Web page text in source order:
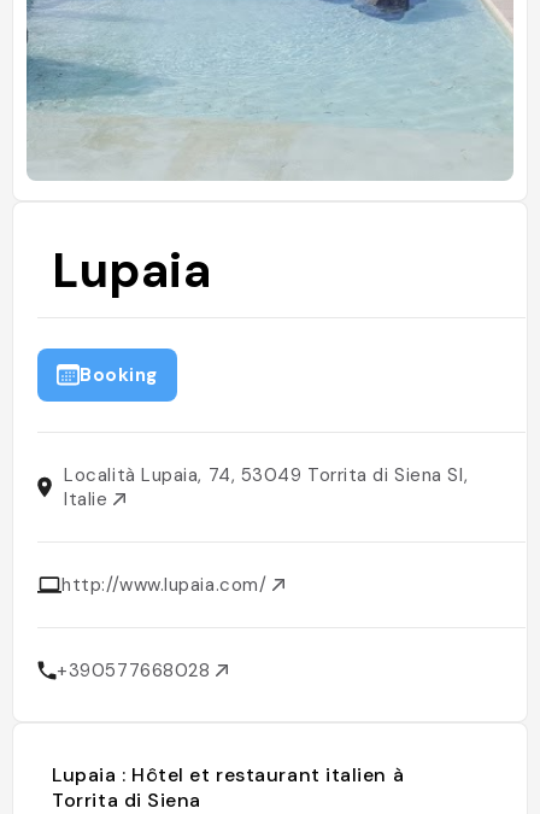
Lupaia
Booking
Località Lupaia, 74, 53049 Torrita di Siena SI,
Italie
http://www.lupaia.com/
+390577668028
Lupaia : Hôtel et restaurant italien à
Torrita di Siena